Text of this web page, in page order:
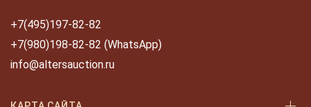
+7(495)197-82-82
+7(980)198-82-82 (WhatsApp)
info@altersauction.ru